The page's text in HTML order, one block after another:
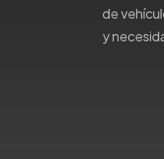
Jeep
Jetour
de
y